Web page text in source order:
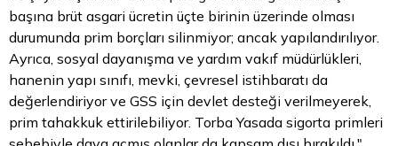
başına brüt asgari ücretin üçte birinin üzerinde olması
durumunda prim borçları silinmiyor; ancak yapılandırılıyor.
Ayrıca, sosyal dayanışma ve yardım vakıf müdürlükleri,
hanenin yapı sınıfı, mevki, çevresel istihbaratı da
değerlendiriyor ve GSS için devlet desteği verilmeyerek,
prim tahakkuk ettirilebiliyor. Torba Yasada sigorta primleri